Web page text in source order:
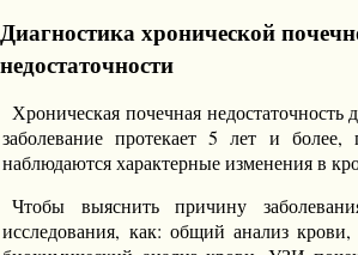
Диагностика хронической
недостаточности
Хроническая почечная недостаточность
заболевание протекает 5 лет и
наблюдаются характерные изменения в
Чтобы выяснить причину
исследования, как: общий анализ